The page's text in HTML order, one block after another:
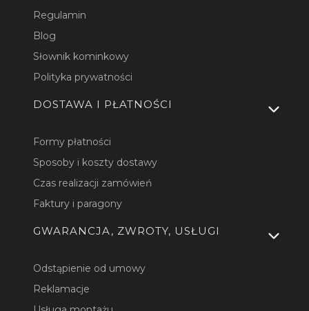
Regulamin
Blog
Słownik kominkowy
Polityka prywatności
DOSTAWA I PŁATNOŚCI
Formy płatności
Sposoby i koszty dostawy
Czas realizacji zamówień
Faktury i paragony
GWARANCJA, ZWROTY, USŁUGI
Odstąpienie od umowy
Reklamacje